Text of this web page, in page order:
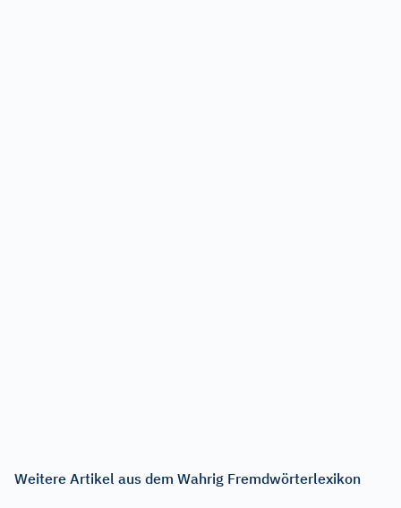
Weitere Artikel aus dem Wahrig Fremdwörterlexikon